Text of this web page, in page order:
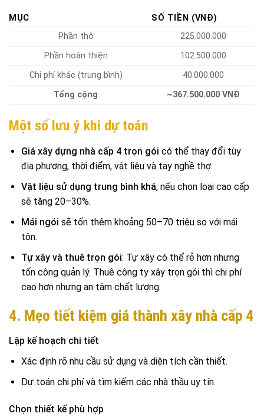
MỤC
SỐ TIỀN (VNĐ)
Phần thô
225.000.000
Phần hoàn thiện
102.500.000
Chi phí khác (trung bình)
40.000.000
Tổng cộng
~367.500.000 VNĐ
Một số lưu ý khi dự toán
Giá xây dựng nhà cấp 4 trọn gói​ có thể thay đổi tùy
địa phương, thời điểm, vật liệu và tay nghề thợ.
Vật liệu sử dụng trung bình khá, nếu chọn loại cao cấp
sẽ tăng 20–30%.
Mái ngói sẽ tốn thêm khoảng 50–70 triệu so với mái
tôn.
Tự xây và thuê trọn gói: Tự xây có thể rẻ hơn nhưng
tốn công quản lý. Thuê công ty xây trọn gói thì chi phí
cao hơn nhưng an tâm chất lượng.
4. Mẹo tiết kiệm giá thành xây nhà cấp 4
Lập kế hoạch chi tiết
Xác định rõ nhu cầu sử dụng và diện tích cần thiết.
Dự toán chi phí và tìm kiếm các nhà thầu uy tín.
Chọn thiết kế phù hợp